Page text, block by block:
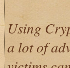
Using
a lot of